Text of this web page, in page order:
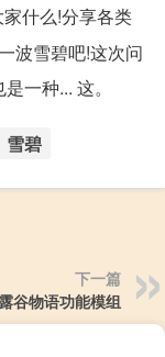
什么!分享各类
波雪碧吧!这次问
一种... 这。
雪碧
下一篇
谷物语功能模组